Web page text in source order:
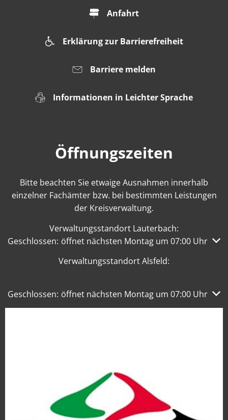
Anfahrt
Erklärung zur Barrierefreiheit
Barriere melden
Informationen in Leichter Sprache
Öffnungszeiten
Bitte beachten Sie etwaige Ausnahmen innerhalb
einzelner Fachämter bzw. bei bestimmten Leistungen
der Kreisverwaltung.
Verwaltungsstandort Lauterbach:
Klicken, um weitere Öffnungs- oder Schließzeiten
Geschlossen: öffnet nächsten Montag um 07:00 Uhr
Verwaltungsstandort Alsfeld:
Klicken, um weitere Öffnungs- oder Schließzeiten
Geschlossen: öffnet nächsten Montag um 07:00 Uhr